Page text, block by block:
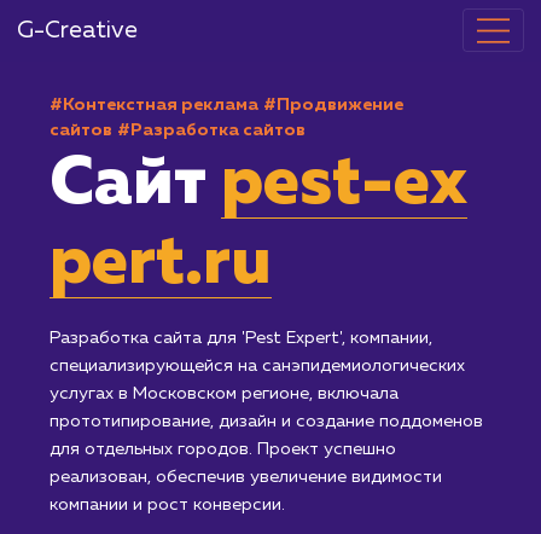
G-Creative
#Контекстная реклама #Продвижение
#Разработка сайтов
Сайтpest-ex
pert.ru
Разработка сайта для 'Pest Expert', компании,
специализирующейся на санэпидемиологических
услугах в Московском регионе, включала
прототипирование, дизайн и создание поддоменов
для отдельных городов. Проект успешно